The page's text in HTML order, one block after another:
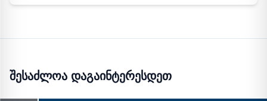
შესაძლოა დაგაინტერესდეთ